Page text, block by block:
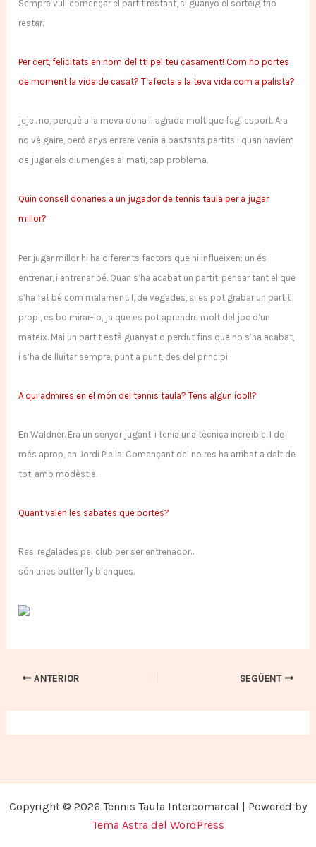
Sempre vull començar el partit restant, si guanyo el sorteig trio
restar.
Per cert, felicitats en nom del tti pel teu casament! Com ho portes
de moment la vida de casat? T’afecta a la teva vida com a palista?
jeje.. no, perquè a la meva dona li agrada molt que fagi esport. Ara
no vé gaire, però anys enrere venia a bastants partits i quan havíem
de jugar els diumenges al mati, cap problema.
Quin consell donaries a un jugador de tennis taula per a jugar
millor?
Per jugar millor hi ha diferents factors que hi influeixen: un és
entrenar, i entrenar bé. Quan s’ha acabat un partit, pensar tant el que
s’ha fet bé com malament. I, de vegades, si es pot grabar un partit
propi, es bo mirar-lo, ja que es pot aprendre molt del joc d’un
mateix. Mai un partit està guanyat o perdut fins que no s’ha acabat,
i s’ha de lluitar sempre, punt a punt, des del principi.
A qui admires en el món del tennis taula? Tens algun ídol!?
En Waldner. Era un senyor jugant, i tenia una tècnica increïble. I de
més aprop, en Jordi Piella. Començant del no res ha arribat a dalt de
tot, amb modèstia.
Quant valen les sabates que portes?
Res, regalades pel club per ser entrenador…
són unes butterfly blanques.
ANTERIOR SEGÜENT
Copyright © 2026 Tennis Taula Intercomarcal | Powered by
Tema Astra del WordPress